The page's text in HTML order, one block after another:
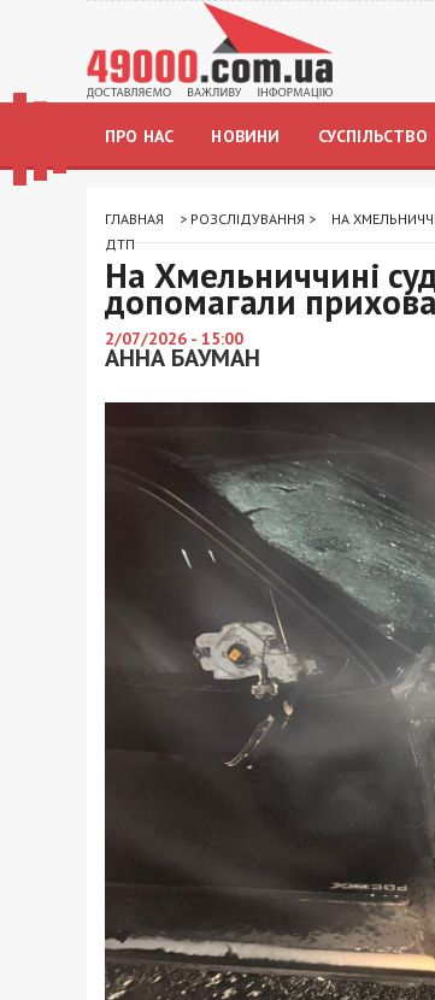
ПРО НАС НОВИНИ СУСПІЛЬСТВО
ГЛАВНАЯ > РОЗСЛІДУВАННЯ >
НА
ДТП
На Хмельниччині
допомагали
2/07/2026 - 15:00
АННА БАУМАН